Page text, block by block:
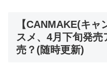
【CANMAKE(キャ
スメ、4月下旬発
売？(随時更新)